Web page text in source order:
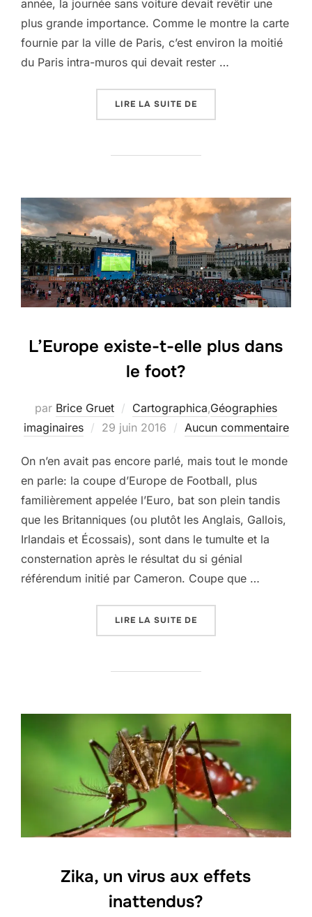
année, la journée sans voiture devait revêtir une
plus grande importance. Comme le montre la carte
fournie par la ville de Paris, c’est environ la moitié
du Paris intra-muros qui devait rester …
LIRE LA SUITE DE
L’Europe existe-t-elle plus dans
le foot?
par Brice Gruet Cartographica,Géographies
imaginaires
Publié
29 juin 2016 Aucun commentaire
On n’en avait pas encore parlé, mais tout le monde
en parle: la coupe d’Europe de Football, plus
familièrement appelée l’Euro, bat son plein tandis
que les Britanniques (ou plutôt les Anglais, Gallois,
Irlandais et Écossais), sont dans le tumulte et la
consternation après le résultat du si génial
référendum initié par Cameron. Coupe que …
LIRE LA SUITE DE
Zika, un virus aux effets
inattendus?